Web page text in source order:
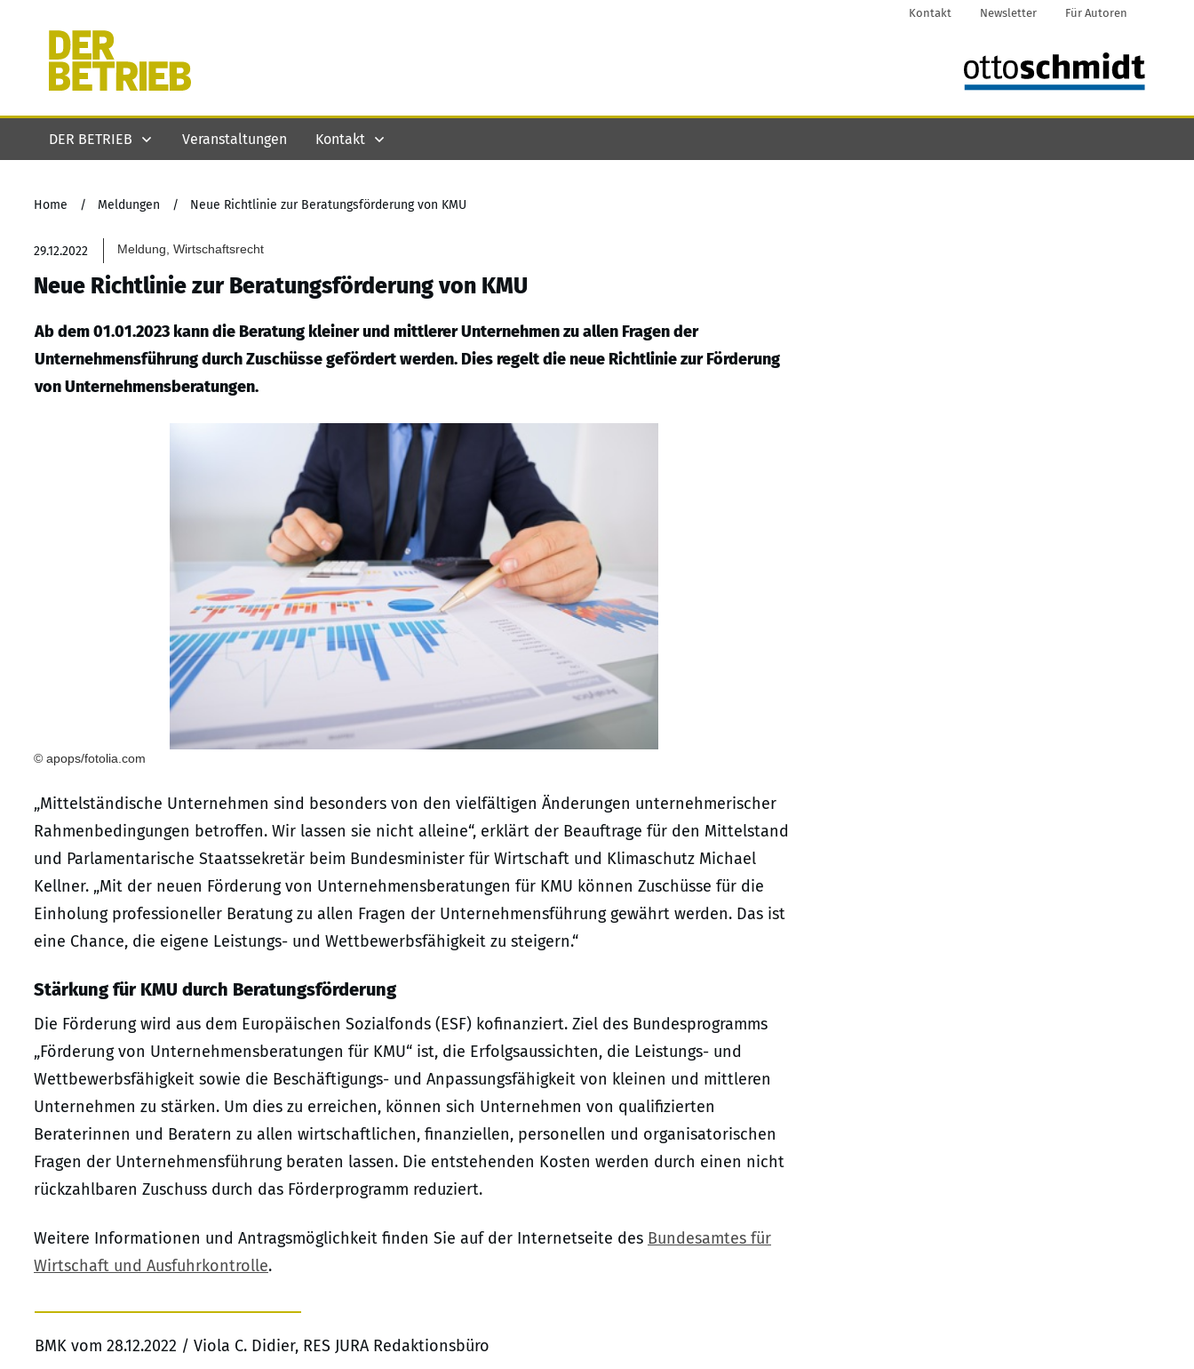
Kontakt Newsletter Für Autoren
DER BETRIEB Veranstaltungen Kontakt
Home / Meldungen / Neue Richtlinie zur Beratungsförderung von KMU
29.12.2022 Meldung, Wirtschaftsrecht
Neue Richtlinie zur Beratungsförderung von KMU
Ab dem 01.01.2023 kann die Beratung kleiner und mittlerer Unternehmen zu allen Fragen der
Unternehmensführung durch Zuschüsse gefördert werden. Dies regelt die neue Richtlinie zur Förderung
von Unternehmensberatungen.
© apops/fotolia.com
„Mittelständische Unternehmen sind besonders von den vielfältigen Änderungen unternehmerischer
Rahmenbedingungen betroffen. Wir lassen sie nicht alleine“, erklärt der Beauftrage für den Mittelstand
und Parlamentarische Staatssekretär beim Bundesminister für Wirtschaft und Klimaschutz Michael
Kellner. „Mit der neuen Förderung von Unternehmensberatungen für KMU können Zuschüsse für die
Einholung professioneller Beratung zu allen Fragen der Unternehmensführung gewährt werden. Das ist
eine Chance, die eigene Leistungs- und Wettbewerbsfähigkeit zu steigern.“
Stärkung für KMU durch Beratungsförderung
Die Förderung wird aus dem Europäischen Sozialfonds (ESF) kofinanziert. Ziel des Bundesprogramms
„Förderung von Unternehmensberatungen für KMU“ ist, die Erfolgsaussichten, die Leistungs- und
Wettbewerbsfähigkeit sowie die Beschäftigungs- und Anpassungsfähigkeit von kleinen und mittleren
Unternehmen zu stärken. Um dies zu erreichen, können sich Unternehmen von qualifizierten
Beraterinnen und Beratern zu allen wirtschaftlichen, finanziellen, personellen und organisatorischen
Fragen der Unternehmensführung beraten lassen. Die entstehenden Kosten werden durch einen nicht
rückzahlbaren Zuschuss durch das Förderprogramm reduziert.
Weitere Informationen und Antragsmöglichkeit finden Sie auf der Internetseite des Bundesamtes für
Wirtschaft und Ausfuhrkontrolle.
BMK vom 28.12.2022 / Viola C. Didier, RES JURA Redaktionsbüro